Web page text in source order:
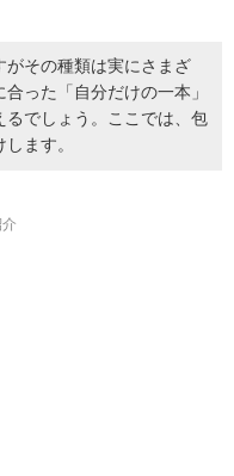
がその種類は実にさまざ
った「自分だけの一本」
るでしょう。ここでは、包
ます。